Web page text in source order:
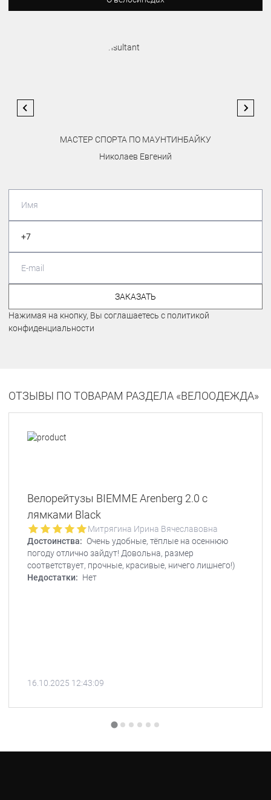
МАСТЕР СПОРТА ПО МАУНТИНБАЙКУ
Николаев Евгений
ЗАКАЗАТЬ
Нажимая на кнопку, Вы соглашаетесь с политикой
конфиденциальности
ОТЗЫВЫ ПО ТОВАРАМ РАЗДЕЛА «ВЕЛООДЕЖДА»
Велорейтузы BIEMME Arenberg 2.0 с
лямками Black
Митрягина Ирина Вячеславовна
Достоинства:
погоду отлично зайдут! Довольна, размер
соответствует, прочные, красивые, ничего лишнего!)
Недостатки: Нет
16.10.2025 12:43:09